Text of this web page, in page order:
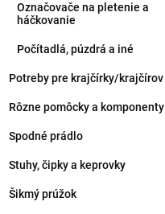
Označovače na pletenie a
háčkovanie
Počítadlá, púzdrá a iné
Potreby pre krajčírky/krajčírov
Rôzne pomôcky a komponenty
Spodné prádlo
Stuhy, čipky a keprovky
Šikmý prúžok